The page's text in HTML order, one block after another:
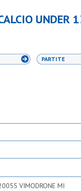
UNDER
PARTITE
VIMODRONE MI